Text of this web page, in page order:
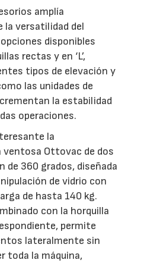
amplía
la versatilidad del
disponibles
rectas y en ‘L’,
tipos de elevación y
las unidades de
la estabilidad
operaciones.
la
ventosa Ottovac de dos
de 360 grados, diseñada
de vidrio con
de hasta 140 kg.
con la horquilla
permite
lateralmente sin
toda la máquina,